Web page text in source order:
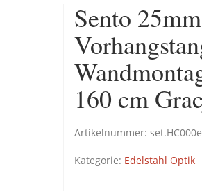
Sento
160 cm
Artikelnummer:
Kategorie: Edelstahl Optik